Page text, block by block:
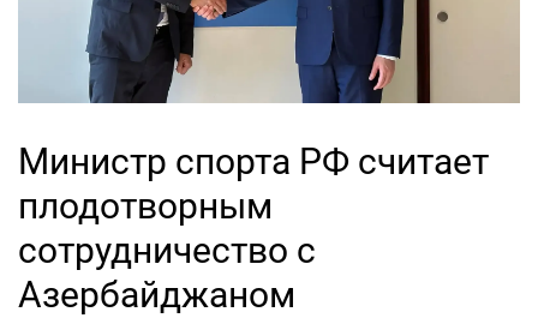
Министр спорта РФ считает
плодотворным
сотрудничество с
Азербайджаном